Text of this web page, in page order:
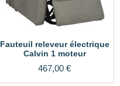
Fauteuil releveur électrique
Calvin 1 moteur
467,00 €